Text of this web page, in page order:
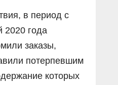
в период с
2020 года
заказы,
потерпевшим
которых